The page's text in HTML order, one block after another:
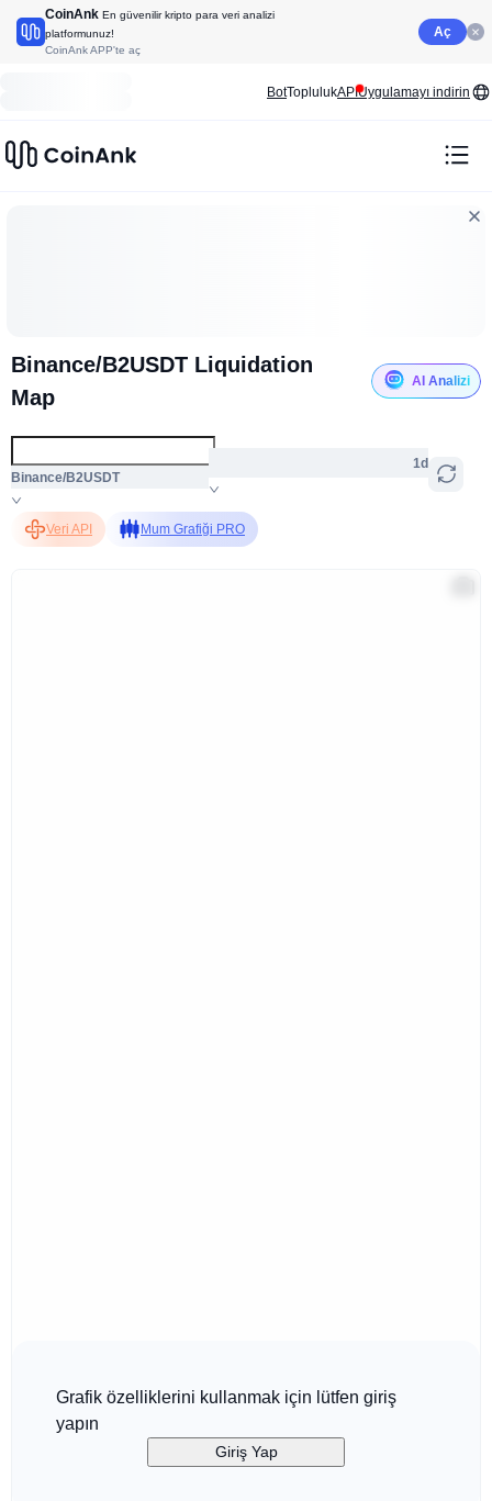
CoinAnk En güvenilir kripto para veri analizi
platformunuz!
CoinAnk APP'te aç
Aç
BotToplulukAPIUygulamayı indirin
Binance/B2USDT Liquidation
Map
AI Analizi
Binance/B2USDT
1d
Veri API Mum Grafiği PRO
Grafik özelliklerini kullanmak için lütfen giriş
yapın
Giriş Yap